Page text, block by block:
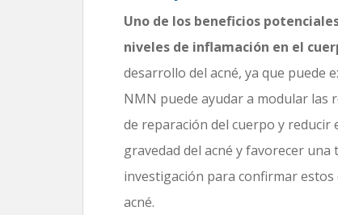
Uno de los beneficios
niveles de inflamación en el
desarrollo del acné, ya que puede
NMN puede ayudar a modular las
de reparación del cuerpo y
gravedad del acné y favorecer una
investigación para confirmar
acné.